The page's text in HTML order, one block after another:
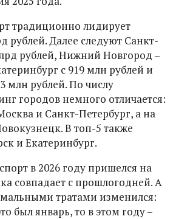
традиционно лидирует
рублей. Далее следуют Санкт-
рублей, Нижний Новгород –
с 919 млн рублей и
млн рублей. По числу
городов немного отличается:
и Санкт-Петербург, а на
В топ-5 также
и Екатеринбург.
в 2026 году пришелся на
совпадает с прошлогодней. А
тратами изменился:
был январь, то в этом году –